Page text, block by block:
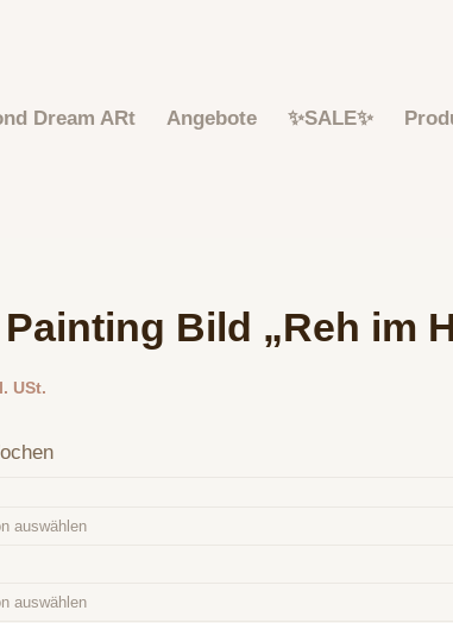
Dream ARt Angebote ✨SALE✨
Bild „Reh im
USt.